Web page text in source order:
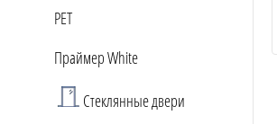
PET
Праймер White
Стеклянные двери